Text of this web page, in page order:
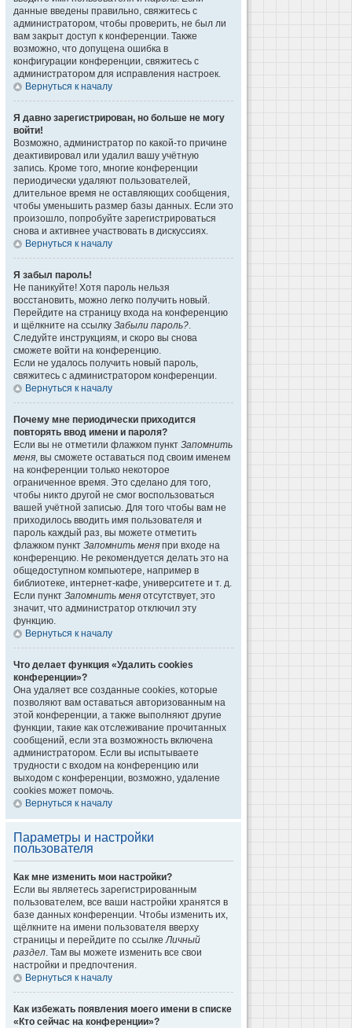
данные введены правильно, свяжитесь с
администратором, чтобы проверить, не был ли
вам закрыт доступ к конференции. Также
возможно, что допущена ошибка в
конфигурации конференции, свяжитесь с
администратором для исправления настроек.
Вернуться к началу
Я давно зарегистрирован, но больше не могу
войти!
Возможно, администратор по какой-то причине
деактивировал или удалил вашу учётную
запись. Кроме того, многие конференции
периодически удаляют пользователей,
длительное время не оставляющих сообщения,
чтобы уменьшить размер базы данных. Если это
произошло, попробуйте зарегистрироваться
снова и активнее участвовать в дискуссиях.
Вернуться к началу
Я забыл пароль!
Не паникуйте! Хотя пароль нельзя
восстановить, можно легко получить новый.
Перейдите на страницу входа на конференцию
и щёлкните на ссылку Забыли пароль?.
Следуйте инструкциям, и скоро вы снова
сможете войти на конференцию.
Если не удалось получить новый пароль,
свяжитесь с администратором конференции.
Вернуться к началу
Почему мне периодически приходится
повторять ввод имени и пароля?
Если вы не отметили флажком пункт Запомнить
меня, вы сможете оставаться под своим именем
на конференции только некоторое
ограниченное время. Это сделано для того,
чтобы никто другой не смог воспользоваться
вашей учётной записью. Для того чтобы вам не
приходилось вводить имя пользователя и
пароль каждый раз, вы можете отметить
флажком пункт Запомнить меня при входе на
конференцию. Не рекомендуется делать это на
общедоступном компьютере, например в
библиотеке, интернет-кафе, университете и т. д.
Если пункт Запомнить меня отсутствует, это
значит, что администратор отключил эту
функцию.
Вернуться к началу
Что делает функция «Удалить cookies
конференции»?
Она удаляет все созданные cookies, которые
позволяют вам оставаться авторизованным на
этой конференции, а также выполняют другие
функции, такие как отслеживание прочитанных
сообщений, если эта возможность включена
администратором. Если вы испытываете
трудности с входом на конференцию или
выходом с конференции, возможно, удаление
cookies может помочь.
Вернуться к началу
Параметры и настройки
пользователя
Как мне изменить мои настройки?
Если вы являетесь зарегистрированным
пользователем, все ваши настройки хранятся в
базе данных конференции. Чтобы изменить их,
щёлкните на имени пользователя вверху
страницы и перейдите по ссылкеЛичный
раздел. Там вы можете изменить все свои
настройки и предпочтения.
Вернуться к началу
Как избежать появления моего имени в списке
«Кто сейчас на конференции»?